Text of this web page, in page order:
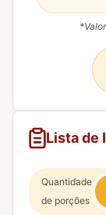
Lista de
Quantidade
de porções